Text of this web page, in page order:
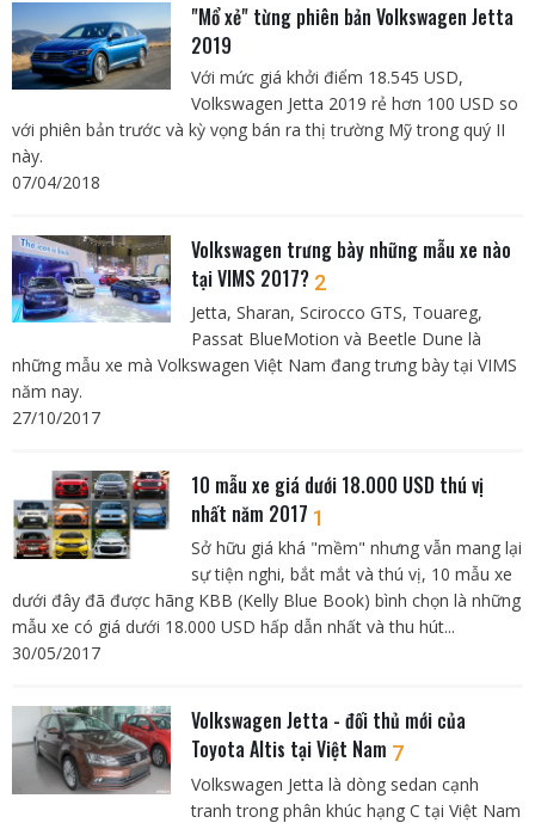
"Mổ xẻ" từng phiên bản Volkswagen Jetta
2019
Với mức giá khởi điểm 18.545 USD,
Volkswagen Jetta 2019 rẻ hơn 100 USD so
với phiên bản trước và kỳ vọng bán ra thị trường Mỹ trong quý II
này.
07/04/2018
Volkswagen trưng bày những mẫu xe nào
tại VIMS 2017? 2
Jetta, Sharan, Scirocco GTS, Touareg,
Passat BlueMotion và Beetle Dune là
những mẫu xe mà Volkswagen Việt Nam đang trưng bày tại VIMS
năm nay.
27/10/2017
10 mẫu xe giá dưới 18.000 USD thú vị
nhất năm 2017 1
Sở hữu giá khá "mềm" nhưng vẫn mang lại
sự tiện nghi, bắt mắt và thú vị, 10 mẫu xe
dưới đây đã được hãng KBB (Kelly Blue Book) bình chọn là những
mẫu xe có giá dưới 18.000 USD hấp dẫn nhất và thu hút...
30/05/2017
Volkswagen Jetta - đối thủ mới của
Toyota Altis tại Việt Nam 7
Volkswagen Jetta là dòng sedan cạnh
tranh trong phân khúc hạng C tại Việt Nam